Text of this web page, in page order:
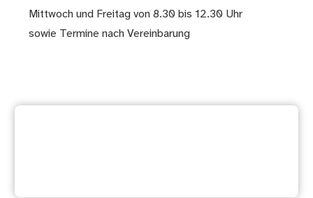
Mittwoch und Freitag von 8.30 bis 12.30 Uhr
sowie Termine nach Vereinbarung